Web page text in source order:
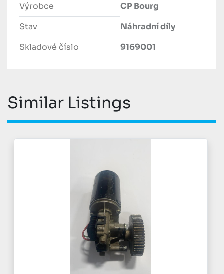
Výrobce
CP Bourg
Stav
Náhradní díly
Skladové číslo
9169001
Similar Listings